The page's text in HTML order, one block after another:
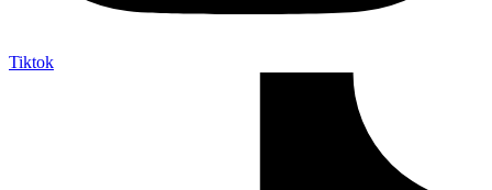
Tiktok